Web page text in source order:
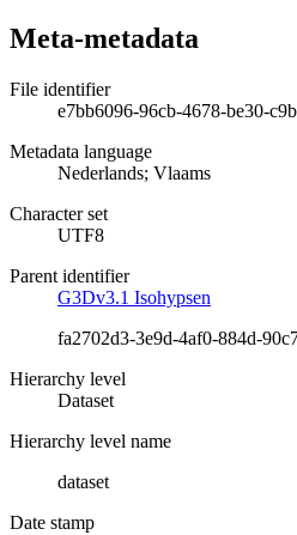
Meta-metadata
File identifier
e7bb6096-96cb-4678-be30-
Metadata language
Nederlands; Vlaams
Character set
UTF8
Parent identifier
G3Dv3.1 Isohypsen
fa2702d3-3e9d-4af0-884d-
Hierarchy level
Dataset
Hierarchy level name
dataset
Date stamp